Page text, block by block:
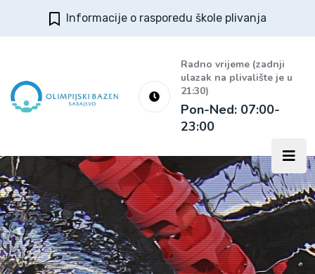
Informacije o rasporedu škole plivanja
Radno vrijeme (zadnji
ulazak na plivalište je u
21:30)
Pon-Ned: 07:00-
23:00